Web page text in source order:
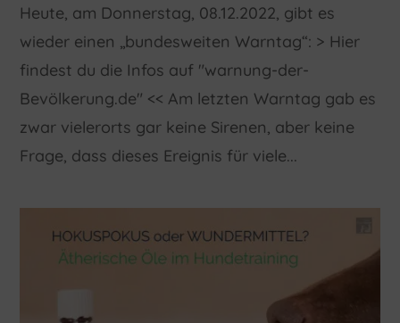
Heute, am Donnerstag, 08.12.2022, gibt es
wieder einen „bundesweiten Warntag“: > Hier
findest du die Infos auf "warnung-der-
Bevölkerung.de" << Am letzten Warntag gab es
zwar vielerorts gar keine Sirenen, aber keine
Frage, dass dieses Ereignis für viele...